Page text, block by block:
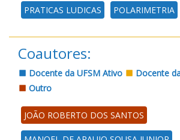
PRATICAS LUDICAS POLARIMETRIA
Coautores:
Docente da UFSM Ativo
Docente
Outro
JOÃO ROBERTO DOS SANTOS